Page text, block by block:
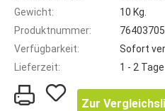
Gewicht:
10 Kg.
Produktnummer:
Verfügbarkeit:
Sofort
Lieferzeit:
1 - 2 Tage
Zur